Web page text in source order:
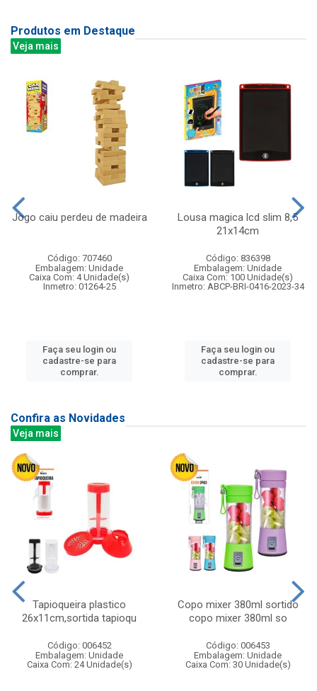
Produtos em Destaque
Veja mais
Jogo caiu perdeu de madeira
Código: 707460
Embalagem: Unidade
Caixa Com: 4 Unidade(s)
Inmetro: 01264-25
Faça seu login ou
cadastre-se para
comprar.
Lousa magica lcd slim 8,5
21x14cm
Código: 836398
Embalagem: Unidade
Caixa Com: 100 Unidade(s)
Inmetro: ABCP-BRI-0416-2023-34
Faça seu login ou
cadastre-se para
comprar.
Confira as Novidades
Veja mais
Tapioqueira plastico
26x11cm,sortida tapioqu
Código: 006452
Embalagem: Unidade
Caixa Com: 24 Unidade(s)
Copo mixer 380ml sortido
copo mixer 380ml so
Código: 006453
Embalagem: Unidade
Caixa Com: 30 Unidade(s)